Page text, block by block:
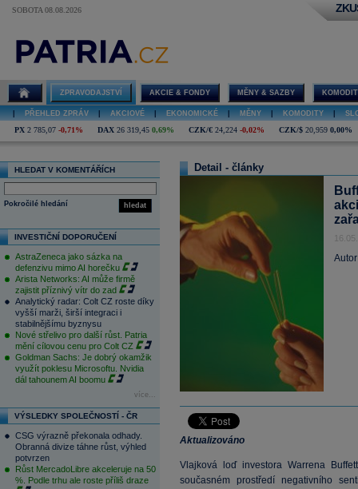
SOBOTA 08.08.2026
ZPRAVODAJSTVÍ AKCIE & FONDY MĚNY & SAZBY
PŘEHLED ZPRÁV AKCIOVÉ EKONOMICKÉ MĚNY KOMODITY
PX 2 785,07 -0,71% DAX 26 319,45 0,69% CZK/€ 24,224 -0,02% CZK/$ 20,959 0,00%
HLEDAT V KOMENTÁŘÍCH
hledat
Pokročilé hledání
INVESTIČNÍ DOPORUČENÍ
AstraZeneca jako sázka na
defenzivu mimo AI horečku
Arista Networks: AI může firmě
zajistit příznivý vítr do zad
Analytický radar: Colt CZ roste díky
vyšší marži, širší integraci i
stabilnějšímu byznysu
Nové střelivo pro další růst. Patria
mění cílovou cenu pro Colt CZ
Goldman Sachs: Je dobrý okamžik
využít poklesu Microsoftu. Nvidia
dál tahounem AI boomu
více...
VÝSLEDKY SPOLEČNOSTÍ - ČR
CSG výrazně překonala odhady.
Obranná divize táhne růst, výhled
potvrzen
Růst MercadoLibre akceleruje na 50
%. Podle trhu ale roste příliš draze
Detail - články
Aktualizováno
Vlajková loď investora Warrena
současném prostředí negativního